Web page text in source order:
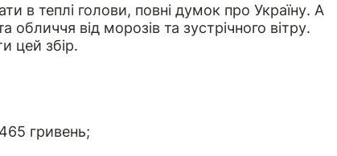
в теплі голови, повні думок про Україну. А
від морозів та зустрічного вітру.
цей збір.
гривень;